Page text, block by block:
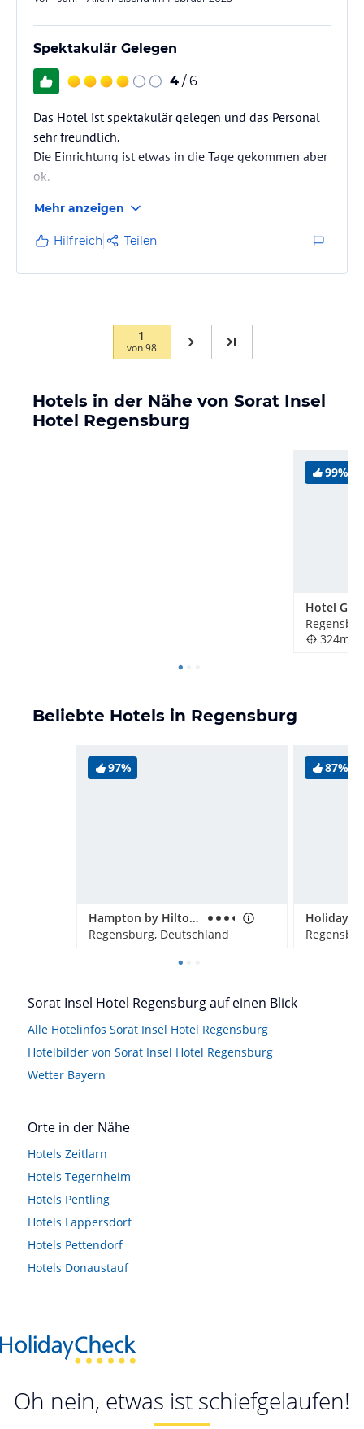
Spektakulär Gelegen
4 / 6
Das Hotel ist spektakulär gelegen und das Personal
sehr freundlich.
Die Einrichtung ist etwas in die Tage gekommen aber
ok.
Tagungsräume genutzt.
Mein Kunde, der schon öfter mit mir im Sorat war,
sagte mir im Anschluss an die Veranstaltung, dass er
nicht mehr ins Sorat kommen wird, da die kranken
Gedanken machen. Das Geld, das durch die harte
Storno-Regelung gespart wurde…
Mehr anzeigen
Hilfreich Teilen
1
von98
Hotels in der Nähe von Sorat Insel
Hotel Regensburg
99%
Hotel
324m
Beliebte Hotels in Regensburg
97%
Hampton by Hilton Regensburg
Regensburg, Deutschland
87%
Sorat Insel Hotel Regensburg auf einen Blick
Alle Hotelinfos Sorat Insel Hotel Regensburg
Hotelbilder von Sorat Insel Hotel Regensburg
Wetter Bayern
Orte in der Nähe
Hotels Zeitlarn
Hotels Tegernheim
Hotels Pentling
Hotels Lappersdorf
Hotels Pettendorf
Hotels Donaustauf
Oh nein, etwas ist schiefgelaufen!